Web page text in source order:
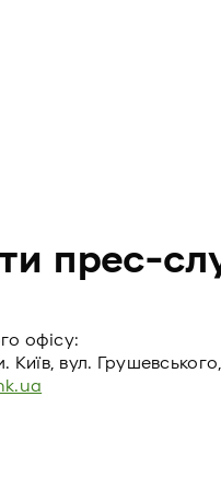
прес-
офiсу:
Київ, вул.